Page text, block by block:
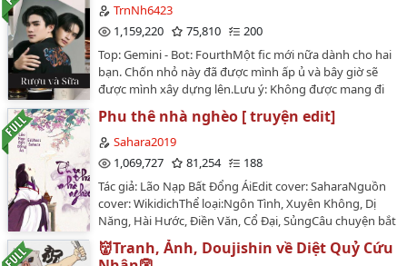
TrnNh6423
1,159,220
75,810
200
Top: Gemini - Bot: FourthMột fic mới nữa dành cho hai
bạn. Chốn nhỏ này đã được mình ấp ủ và bây giờ sẽ
được mình xây dựng lên.Lưu ý: Không được mang đi
hoặc chuyển ver khi chưa có sự cho phép của tác giả.…
Phu thê nhà nghèo [ truyện edit]
Sahara2019
1,069,727
81,254
188
Tác giả: Lão Nạp Bất Đổng ÁiEdit cover: SaharaNguồn
cover: WikidichThể loại:Ngôn Tình, Xuyên Không, Dị
Năng, Hài Hước, Điền Văn, Cổ Đại, SủngCâu chuyện bắt
đầu từ Lý Ỷ La vốn chỉ là một đại sư với chuyên môn
chính là thêu thùa đó là hình ảnh trước mạt thế.Nhưng
👹Tranh, Ảnh, Doujishin về Diệt Quỷ Cứu